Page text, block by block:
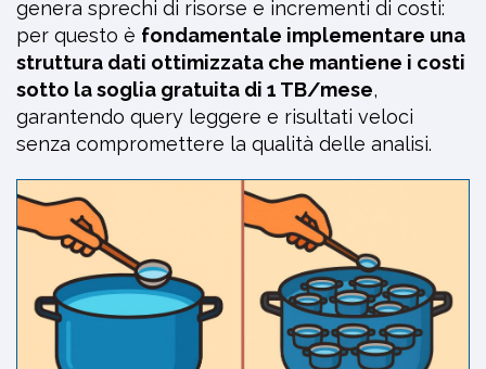
genera sprechi di risorse e incrementi di costi:
per questo è fondamentale implementare una
struttura dati ottimizzata che mantiene i costi
sotto la soglia gratuita di 1 TB/mese,
garantendo query leggere e risultati veloci
senza compromettere la qualità delle analisi.